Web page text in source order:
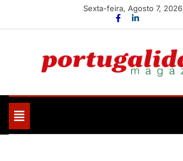
Sexta-feira, Agosto 7, 2026
Portugalidade
Toggle
navigation